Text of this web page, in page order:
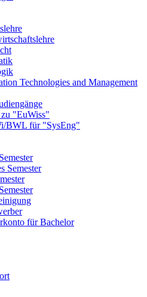
Technologies and Management
"EuWiss"
BWL für "SysEng"
Semester
für Bachelor